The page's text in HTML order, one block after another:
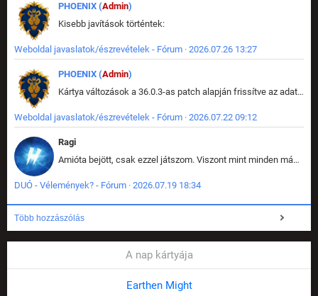
PHOENIX (Admin)
Kisebb javítások történtek:
Weboldal javaslatok/észrevételek - Fórum · 2026.07.26 13:27
PHOENIX (Admin)
Kártya változások a 36.0.3-as patch alapján frissítve az adatbázisban (képek is cserélve).
Weboldal javaslatok/észrevételek - Fórum · 2026.07.22 09:12
Ragi
Amióta bejött, csak ezzel játszom. Viszont mint minden más - akár az alapjáték is, ez is baromira összetett lett. Néha már pár kör után is esélytelen az egész. Vagy irreállisan túltápol valaki, vagy lelép a partner, vagy csak hülye mint a segg. És amikor eljönne az én időm, na akkor jön el mindenki másé is. Engem jobban érdekelne, hogy ki milyen ratingen szokott játszani. Na ez lenne egy érdekes adat.
DUÓ - Vélemények? - Fórum · 2026.07.19 18:34
Több hozzászólás
A nap kártyája
Earthen Might